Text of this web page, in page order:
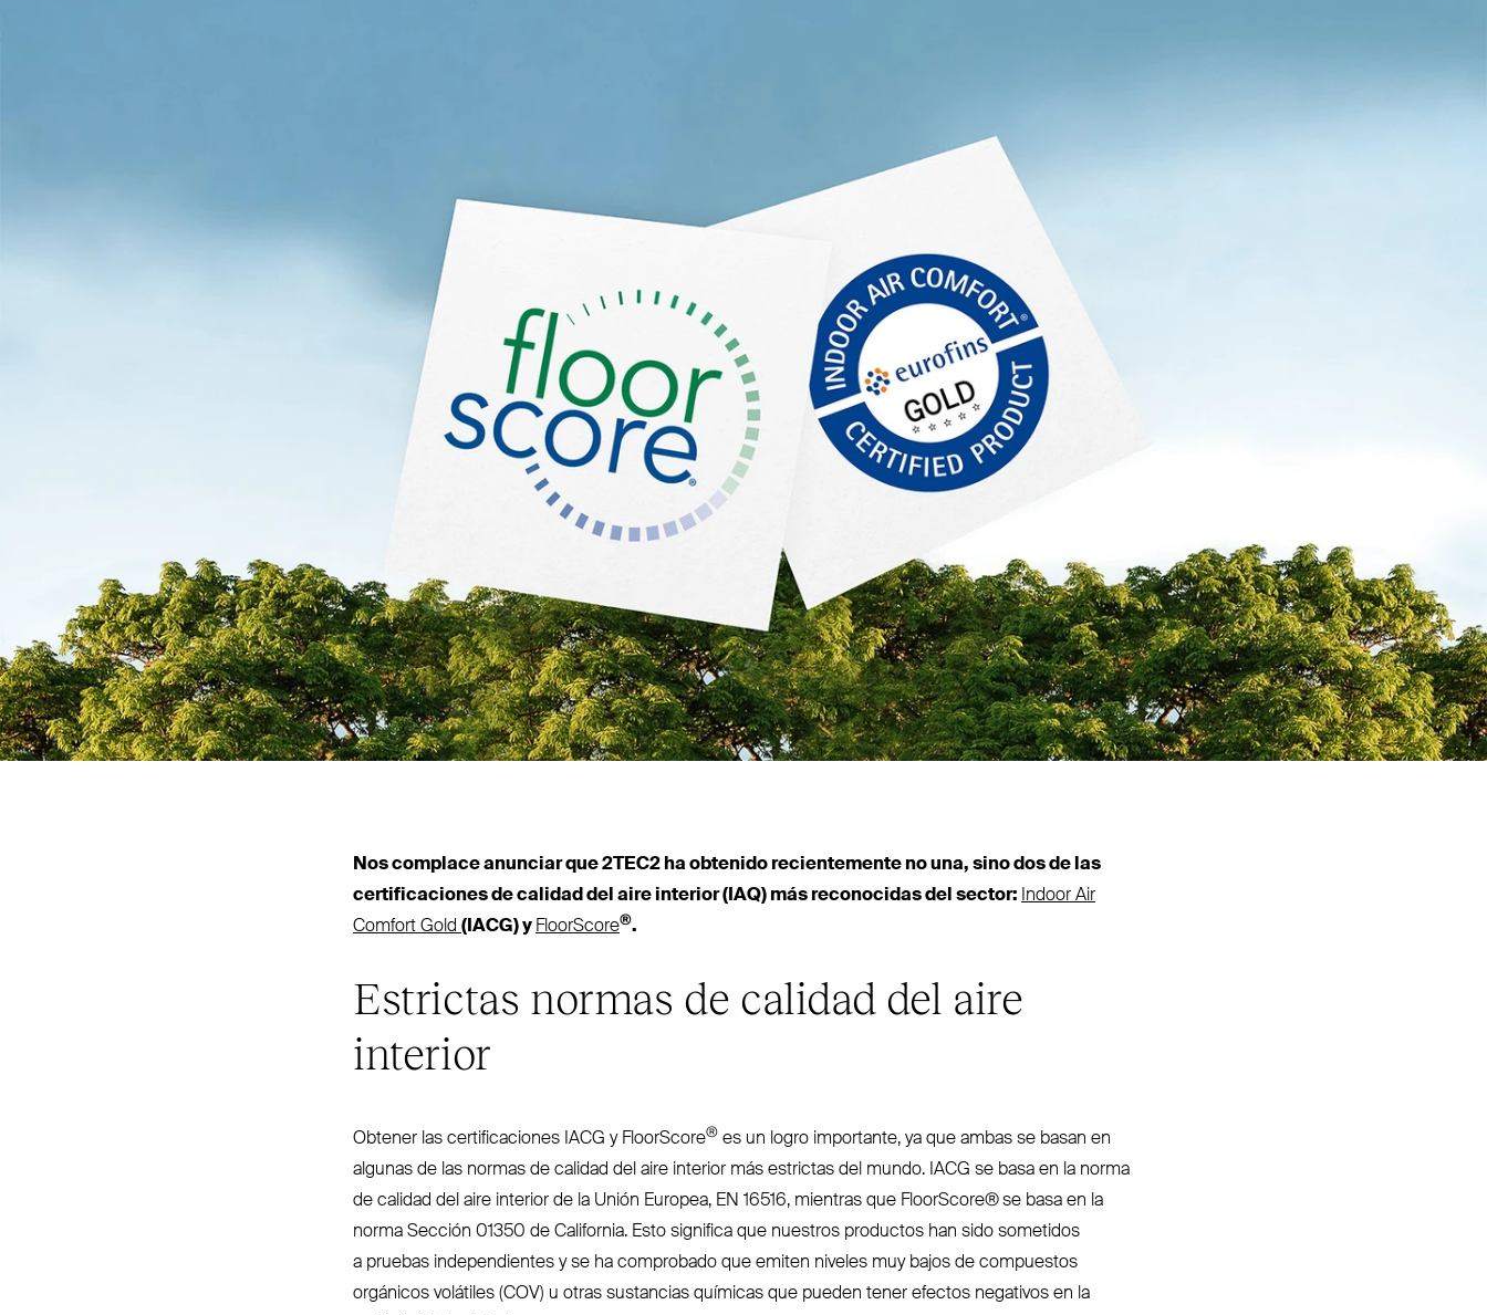
Nos complace anunciar que2TEC2 ha obtenido recien­temente no una, sino dos de las
cer­ti­fi­caciones de calidad del aire interior ( IAQ) más reco­nocidas del sector: Indoor Air
Comfort Gold ( IACG) y FloorScore®.
Estrictas normas de calidad del aire
interior
Obtener las cer­ti­fi­caciones IACG y FloorScore® es un logro importante, ya que ambas se basan en
algunas de las normas de calidad del aire interior más estrictas del mundo. IACG se basa en la norma
de calidad del aire interior de la Unión Europea, EN 16516, mientras que FloorScore®se basa en la
norma Sección 01350 de California. Esto significa que nuestros productos han sido sometidos
a pruebas inde­pen­dientes y se ha com­probado que emiten niveles muy bajos de com­puestos
orgánicos volátiles (COV) u otras sus­tancias químicas que pueden tener efectos negativos en la